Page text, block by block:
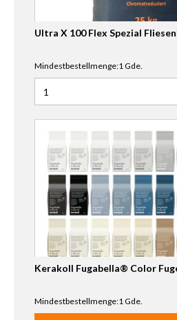
Ultra X 100 Flex Spezial
Mindestbestellmenge:1 Gde.
Anzahl für Ultra X 100 Flex
Kerakoll Fugabella® Color
Mindestbestellmenge:1 Gde.